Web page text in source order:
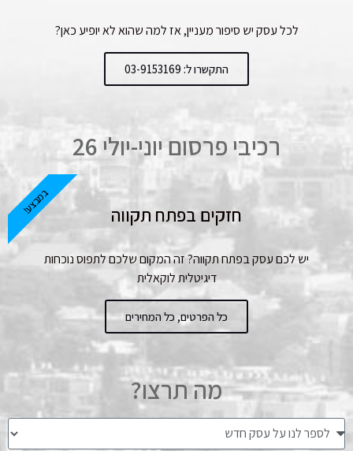
לכל עסק יש סיפור מעניין, אז למה שהוא לא יופיע כאן?
התקשרו ל: 03-9153169
רכיבי פרסום יוני-יולי 26
חזקים בפתח תקווה
יש לכם עסק בפתח תקווה? זה המקום שלכם לתפוס נוכחות
דיגיטלית לוקאלית
כל הפרטים, כל המחירים
במבצע!
מה תרצו?